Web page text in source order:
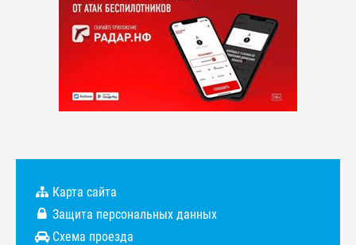
Карта сайта
Защита персональных данных
Схема проезда